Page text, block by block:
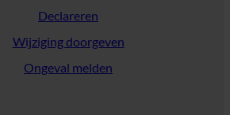
Declareren
Wijziging doorgeven
Ongeval melden